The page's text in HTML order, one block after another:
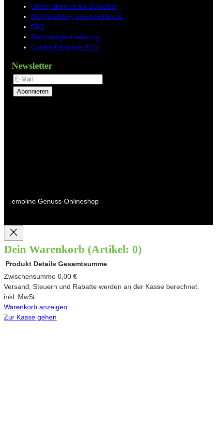
Unser Shop ist für Genießer
Die Foodstory von emolino.de
FAQ
Beschädigte Lieferung
Cookie-Richtlinie (EU)
Newsletter
Abonnieren
emolino Genuss-Onlineshop
Dein Warenkorb (Artikel: 0)
Produkte
im
Warenkorb
Produkt Details Gesamtsumme
Zwischensumme 0,00 €
Versand, Steuern und Rabatte werden an der Kasse berechnet.
inkl. MwSt.
Warenkorb anzeigen
Zur Kasse gehen